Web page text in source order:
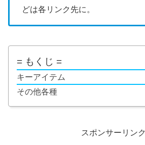
どは各リンク先に。
= もくじ =
キーアイテム
その他各種
スポンサーリンク